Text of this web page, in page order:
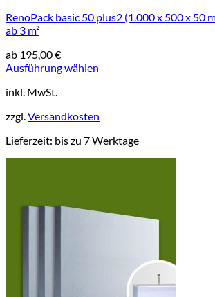
RenoPack basic 50 plus2 (1.000 x 500 x 50
ab 3 m²
ab 195,00€
Ausführung wählen
Produkt
mehrere
auf.
Die
inkl. MwSt.
zzgl.Versandkosten
Lieferzeit: bis zu 7 Werktage